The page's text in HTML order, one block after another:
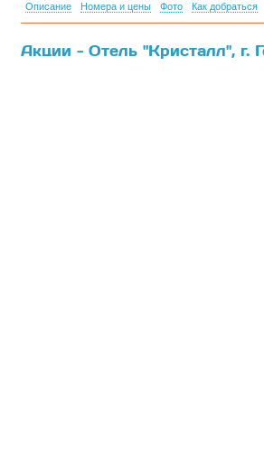
Описание Номера и цены Фото Как добраться
Акции - Отель "Кристалл", г.